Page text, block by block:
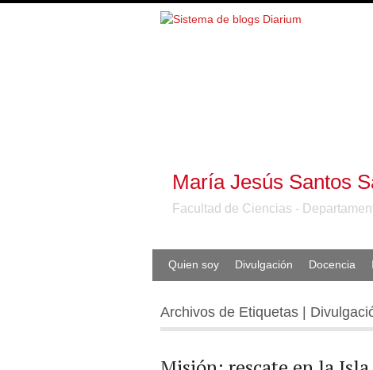
María Jesús Santos
Facultad de Ciencias -
Quien soy Divulgación Docencia
Archivos de Etiquetas |